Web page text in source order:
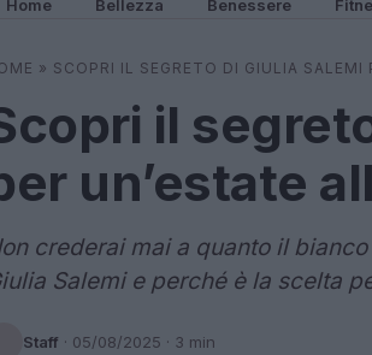
Home Bellezza Benessere
» SCOPRI IL SEGRETO DI GIULIA SALEMI
il
un’estate
crederai mai a quanto il
Salemi e perché è la scelta
Staff · 05/08/2025 · 3 min